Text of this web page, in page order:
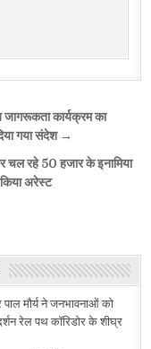
जागरूकता कार्यक्रम का
गया संदेश →
चल रहे 50 हजार के इनामिया
अरेस्ट
मौर्य ने जनभावनाओं को
रेल पथ कॉरिडोर के शीघ्र